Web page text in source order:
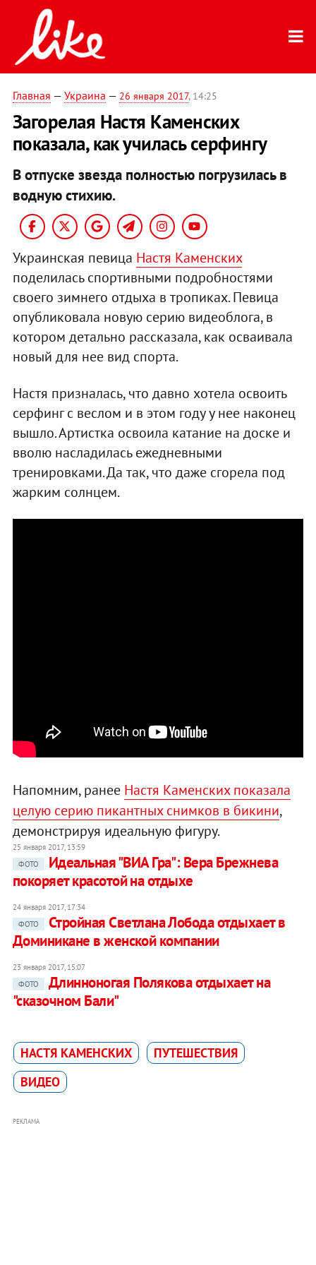
Главная — Украина — 26 января 2017, 14:25
Загорелая Настя Каменских
показала, как училась серфингу
В отпуске звезда полностью погрузилась в
водную стихию.
Украинская певица Настя Каменских
поделилась спортивными подробностями
своего зимнего отдыха в тропиках. Певица
опубликовала новую серию видеоблога, в
котором детально рассказала, как осваивала
новый для нее вид спорта.
Настя призналась, что давно хотела освоить
серфинг с веслом и в этом году у нее наконец
вышло. Артистка освоила катание на доске и
вволю насладилась ежедневными
тренировками. Да так, что даже сгорела под
жарким солнцем.
Напомним, ранее Настя Каменских показала
целую серию пикантных снимков в бикини,
демонстрируя идеальную фигуру.
25 января 2017, 13:59
ФОТО
Идеальная "ВИА Гра": Вера Брежнева
покоряет красотой на отдыхе
24 января 2017, 17:34
ФОТО
Стройная Светлана Лобода отдыхает в
Доминикане в женской компании
23 января 2017, 15:07
ФОТО
Длинноногая Полякова отдыхает на
"сказочном Бали"
НАСТЯ КАМЕНСКИХ
ПУТЕШЕСТВИЯ
ВИДЕО
РЕКЛАМА